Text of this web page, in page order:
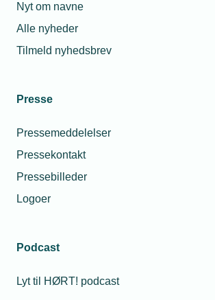
Nyt om navne
Alle nyheder
Tilmeld nyhedsbrev
Presse
Pressemeddelelser
Pressekontakt
Pressebilleder
Logoer
Podcast
Lyt til HØRT! podcast